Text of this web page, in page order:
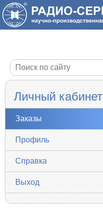
Личный кабинет
Заказы
Профиль
Справка
Выход